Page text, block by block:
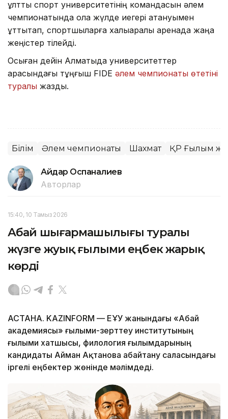
ұлттық спорт университетінің командасын әлем
чемпионатында қола жүлде иегері атануымен
құттықтап, спортшыларға халықаралық аренада жаңа
жеңістер тілейді.
Осыған дейін Алматыда университеттер
арасындағы тұңғыш FIDE әлем чемпионаты өтетіні
туралы жаздық.
Білім Әлем чемпионаты Шахмат ҚР Ғылым
Айдар Оспаналиев
Авторлар
15:40, 10 Тамыз 2026
Абай шығармашылығы туралы
жүзге жуық ғылыми еңбек жарық
көрді
АСТАНА. KAZINFORM — ЕҰУ жанындағы «Абай
академиясы» ғылыми-зерттеу институтының
ғылыми хатшысы, филология ғылымдарының
кандидаты Айман Ақтанова абайтану саласындағы
іргелі еңбектер жөнінде мәлімдеді.